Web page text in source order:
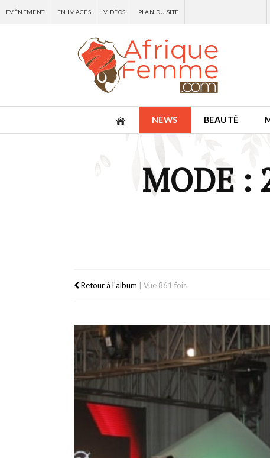
EVÈNEMENT EN IMAGES VIDÉOS PLAN DU SITE
NEWS BEAUTÉ
MODE :
Retour à l'album Vue 861 fois